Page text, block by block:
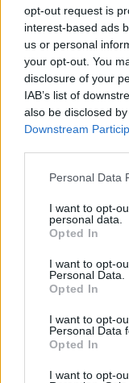
opt-out request is
interest-based ads
us or personal
your opt-out. You
disclosure of your
IAB’s list of
also be disclosed
Downstream
Please note that
not limited to your
grant or deny
use your data for
consent section.
Personal Data
I want to opt-
personal data.
Opted In
I want to opt-
Personal Data.
Opted In
I want to opt-
Personal Data
Opted In
I want to opt-
Δείτε πώς…
τουριστών!
ΑΝΑΡΤΗΘΗΚΕ ΑΠΟ
Ντοκουμέντο που